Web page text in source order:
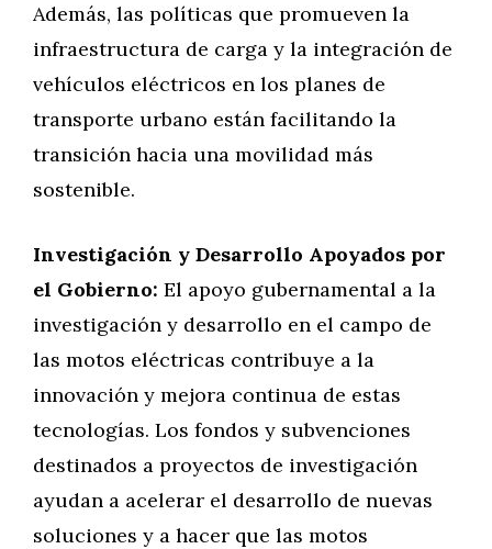
Además, las políticas que promueven la
infraestructura de carga y la integración de
vehículos eléctricos en los planes de
transporte urbano están facilitando la
transición hacia una movilidad más
sostenible.
Investigación y Desarrollo Apoyados por
el Gobierno: El apoyo gubernamental a la
investigación y desarrollo en el campo de
las motos eléctricas contribuye a la
innovación y mejora continua de estas
tecnologías. Los fondos y subvenciones
destinados a proyectos de investigación
ayudan a acelerar el desarrollo de nuevas
soluciones y a hacer que las motos